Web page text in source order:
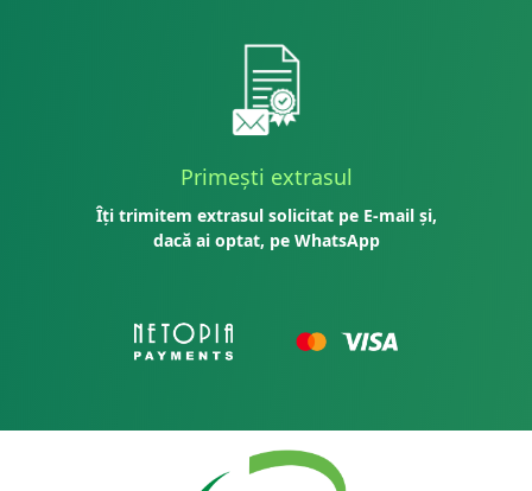
Primești extrasul
Îți trimitem extrasul solicitat pe E-mail și,
dacă ai optat, pe WhatsApp